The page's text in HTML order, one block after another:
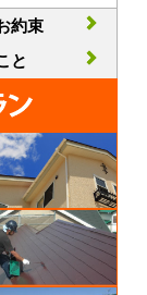
約束
と